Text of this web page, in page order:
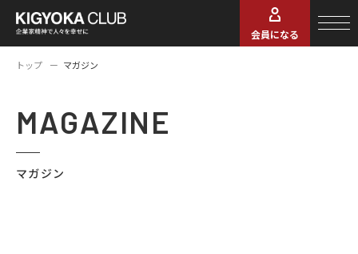
会員になる
トップ マガジン
MAGAZINE
マガジン